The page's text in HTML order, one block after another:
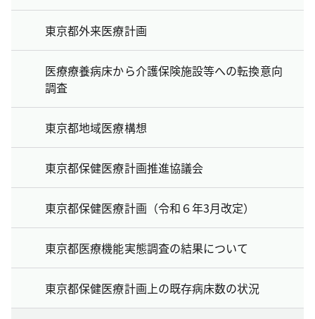
東京都外来医療計画
医療療養病床から介護保険施設等への転換意向
調査
東京都地域医療構想
東京都保健医療計画推進協議会
東京都保健医療計画（令和６年3月改定）
東京都医療機能実態調査の結果について
東京都保健医療計画上の既存病床数の状況